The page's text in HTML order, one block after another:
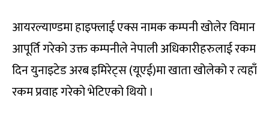
आयरल्याण्डमा हाइफ्लाई एक्स नामक कम्पनी खोलेर विमान
आपूर्ति गरेको उक्त कम्पनीले नेपाली अधिकारीहरुलाई रकम
दिन युनाइटेड अरब इमिरेट्स (यूएई)मा खाता खोलेको र त्यहाँ
रकम प्रवाह गरेको भेटिएको थियो ।